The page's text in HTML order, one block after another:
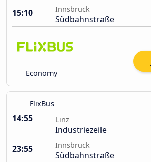
15:10
Innsbruck
Südbahnstraße
Economy
FlixBus
14:55 Linz
Industriezeile
23:55
Innsbruck
Südbahnstraße